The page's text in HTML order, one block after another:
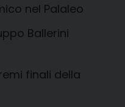
nel Palaleo
Ballerini
finali della